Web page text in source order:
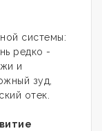
системы:
редко -
и
зуд,
отек.